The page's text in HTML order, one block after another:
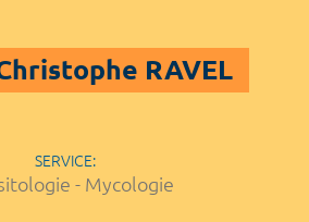
RAVEL
SERVICE:
- Mycologie